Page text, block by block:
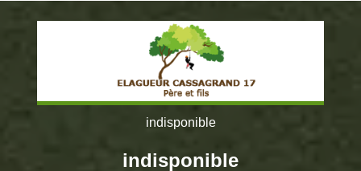
indisponible
indisponible